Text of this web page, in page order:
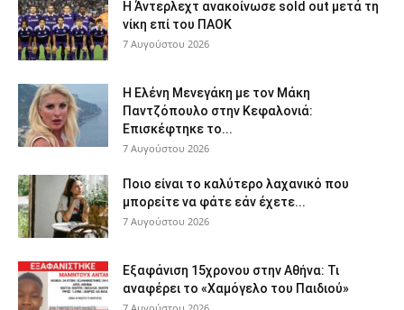
Η Άντερλεχτ ανακοίνωσε sold out μετά τη
νίκη επί του ΠΑΟΚ
7 Αυγούστου 2026
Η Ελένη Μενεγάκη με τον Μάκη
Παντζόπουλο στην Κεφαλονιά:
Επισκέφτηκε το...
7 Αυγούστου 2026
Ποιο είναι το καλύτερο λαχανικό που
μπορείτε να φάτε εάν έχετε...
7 Αυγούστου 2026
Εξαφάνιση 15χρονου στην Αθήνα: Τι
αναφέρει το «Χαμόγελο του Παιδιού»